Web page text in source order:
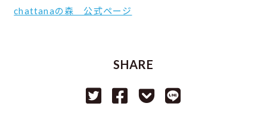
chattanaの森 公式ページ
SHARE